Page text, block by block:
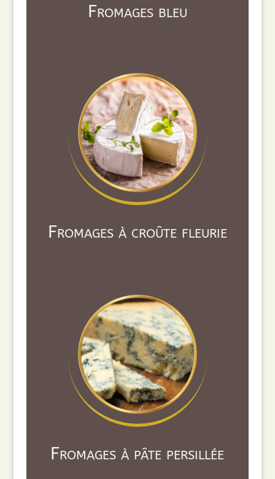
Fromages bleu
Fromages à croûte fleurie
Fromages à pâte persillée